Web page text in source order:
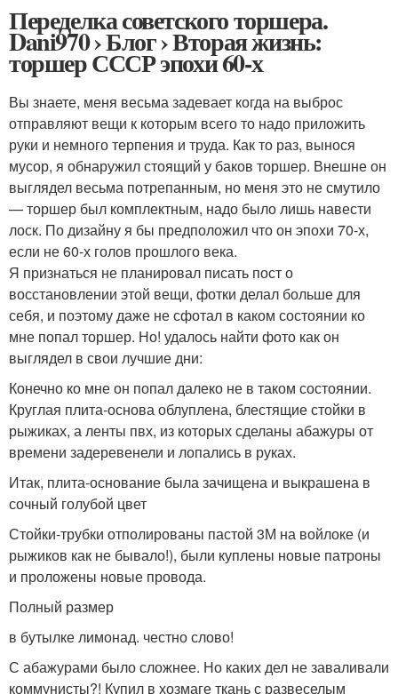
Переделка советского торшера.
Dani970 › Блог › Вторая жизнь:
торшер СССР эпохи 60-х
Вы знаете, меня весьма задевает когда на выброс
отправляют вещи к которым всего то надо приложить
руки и немного терпения и труда. Как то раз, вынося
мусор, я обнаружил стоящий у баков торшер. Внешне он
выглядел весьма потрепанным, но меня это не смутило
— торшер был комплектным, надо было лишь навести
лоск. По дизайну я бы предположил что он эпохи 70-х,
если не 60-х голов прошлого века.
Я признаться не планировал писать пост о
восстановлении этой вещи, фотки делал больше для
себя, и поэтому даже не сфотал в каком состоянии ко
мне попал торшер. Но! удалось найти фото как он
выглядел в свои лучшие дни:
Конечно ко мне он попал далеко не в таком состоянии.
Круглая плита-основа облуплена, блестящие стойки в
рыжиках, а ленты пвх, из которых сделаны абажуры от
времени задеревенели и лопались в руках.
Итак, плита-основание была зачищена и выкрашена в
сочный голубой цвет
Стойки-трубки отполированы пастой 3М на войлоке (и
рыжиков как не бывало!), были куплены новые патроны
и проложены новые провода.
Полный размер
в бутылке лимонад. честно слово!
С абажурами было сложнее. Но каких дел не заваливали
коммунисты?! Купил в хозмаге ткань с развеселым